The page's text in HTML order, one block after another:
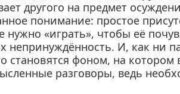
другого на предмет
понимание: простое
нужно «играть», чтобы её
непринуждённость. И, как ни
становятся фоном, на котором
разговоры, ведь